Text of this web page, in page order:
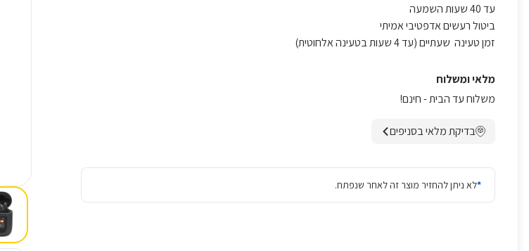
עד 40 שעות השמעה
ביטול רעשים אדפטיבי אמיתי
זמן טעינה שעתיים (עד 4 שעות בטעינה אלחוטית)
מלאי ומשלוח
משלוח עד הבית - חינם!
בדיקת מלאי בסניפים
*לא ניתן להחזיר מוצר זה לאחר שנפתח.